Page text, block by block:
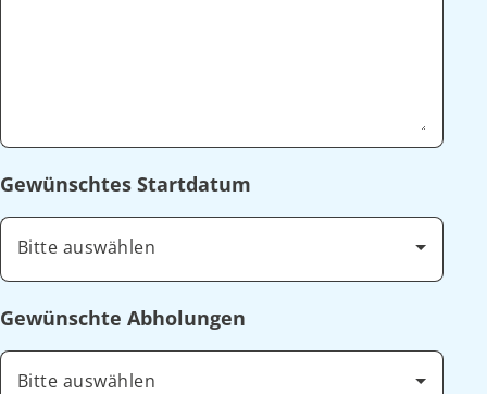
Gewünschtes Startdatum
Bitte auswählen
Gewünschte Abholungen
Bitte auswählen